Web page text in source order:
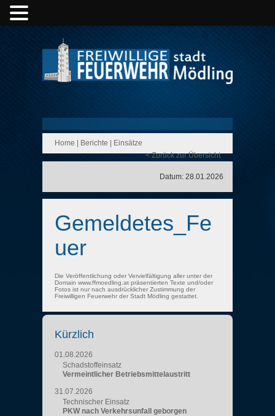
Home Berichte
Einsätze
< Zurück zur Übersicht
Datum: 28.01.2026
Gemeldetes_Fe
uer
Die Veröffentlichung oder Vervielfältigung aller unter der
Domain www.ffmoedling.at präsentierten Texte und/oder
Fotos ist nur nach ausdrücklicher Zustimmung der
Freiwilligen Feuerwehr der Stadt Mödling gestattet.
Kürzlich
01.08.2026
Schadstoffeinsatz
Vermeintlicher Betriebsmittelaustritt
31.07.2026
Technischer Einsatz
PKW nach Verkehrsunfall geborgen